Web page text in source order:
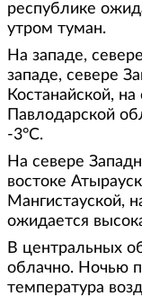
республике
утром туман.
На западе,
западе, севере
Костанайской,
Павлодарской
-3°С.
На севере
востоке
Мангистауской,
ожидается
В центральных
облачно. Ночью
температура